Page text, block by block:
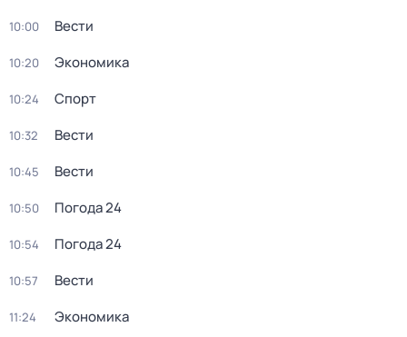
10:00 Вести
10:20 Экономика
10:24 Спорт
10:32 Вести
10:45 Вести
10:50 Погода 24
10:54 Погода 24
10:57 Вести
11:24 Экономика